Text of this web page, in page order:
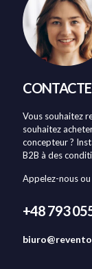
Vous souhaitez
souhaitez
concepteur ?
B2B à des
Appelez-nous
+48 793